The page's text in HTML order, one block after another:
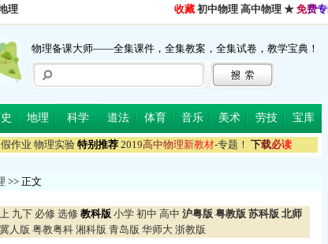
理 收藏 初中物理 高中物理 ★ 免费专
物理备课大师——全集课件，全集教案，全集试卷，教学宝典！
地理 科学 道法 体育 音乐 美术 劳技 宝库
作业 物理实验 特别推荐 2019高中物理新教材-专题！ 下载必读
>> 正文
九下 必修 选修 教科版 小学 初中 高中 沪粤版 粤教版 苏科版 北师
冀人版 粤教粤科 湘科版 青岛版 华师大 浙教版